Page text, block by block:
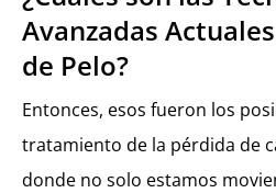
Avanzadas
de Pelo?
Entonces, esos fueron los
tratamiento de la pérdida de
donde no solo estamos